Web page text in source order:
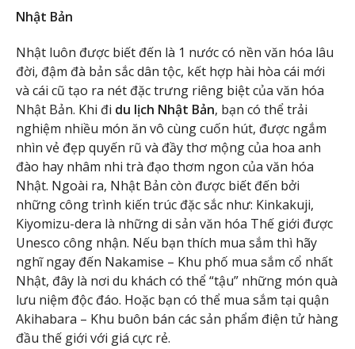
Nhật Bản
Nhật luôn được biết đến là 1 nước có nền văn hóa lâu
đời, đậm đà bản sắc dân tộc, kết hợp hài hòa cái mới
và cái cũ tạo ra nét đặc trưng riêng biệt của văn hóa
Nhật Bản. Khi đi du lịch Nhật Bản, bạn có thể trải
nghiệm nhiều món ăn vô cùng cuốn hút, được ngắm
nhìn vẻ đẹp quyến rũ và đầy thơ mộng của hoa anh
đào hay nhâm nhi trà đạo thơm ngon của văn hóa
Nhật. Ngoài ra, Nhật Bản còn được biết đến bởi
những công trình kiến trúc đặc sắc như: Kinkakuji,
Kiyomizu-dera là những di sản văn hóa Thế giới được
Unesco công nhận. Nếu bạn thích mua sắm thì hãy
nghĩ ngay đến Nakamise – Khu phố mua sắm cổ nhất
Nhật, đây là nơi du khách có thể “tậu” những món quà
lưu niệm độc đáo. Hoặc bạn có thể mua sắm tại quận
Akihabara – Khu buôn bán các sản phẩm điện tử hàng
đầu thế giới với giá cực rẻ.